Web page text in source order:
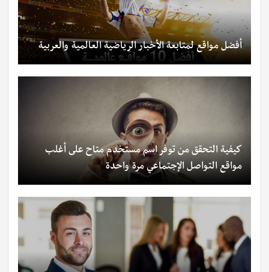
أفضل مواقع لمتابعة الأخبار الرياضية العالمية والعربية
كيفية التحقق من توفر اسم مستخدم متاح على أغلب
مواقع التواصل الإجتماعي مرة واحدة